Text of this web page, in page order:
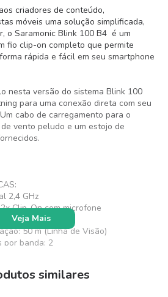
criadores de conteúdo,
móveis uma solução simplificada,
o Saramonic Blink 100 B4 é um
fio clip-on completo que permite
rápida e fácil em seu smartphone
nesta versão do sistema Blink 100
para uma conexão direta com seu
cabo de carregamento para o
vento peludo e um estojo de
2,4 GHz
Clip-On com microfone
automatica
50 m (Linha de Visão)
por banda: 2
Veja Mais
similares